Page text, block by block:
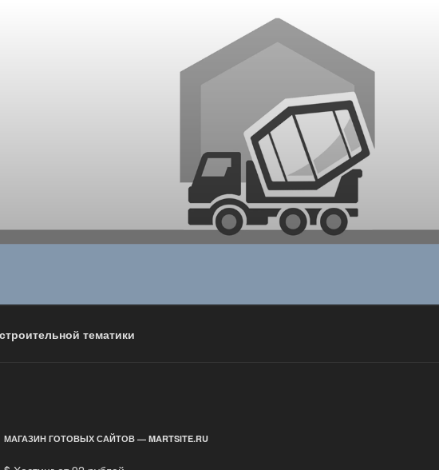
тематики
МАГАЗИН ГОТОВЫХ САЙТОВ — MARTSITE.RU